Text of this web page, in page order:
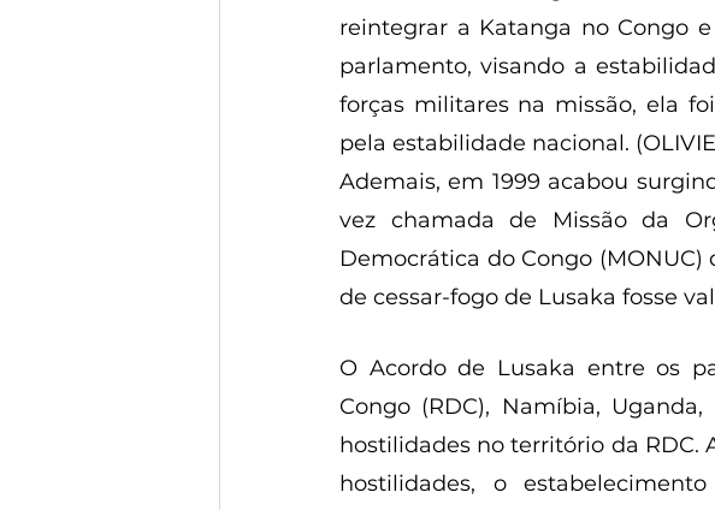
reintegrar a Katanga no Congo
parlamento, visando a
forças militares na missão, ela
pela estabilidade nacional.
Ademais, em 1999 acabou
vez chamada de Missão da
Democrática do Congo
de cessar-fogo de Lusaka fosse
O Acordo de Lusaka entre os
Congo (RDC), Namíbia,
hostilidades no território da RDC.
hostilidades, o